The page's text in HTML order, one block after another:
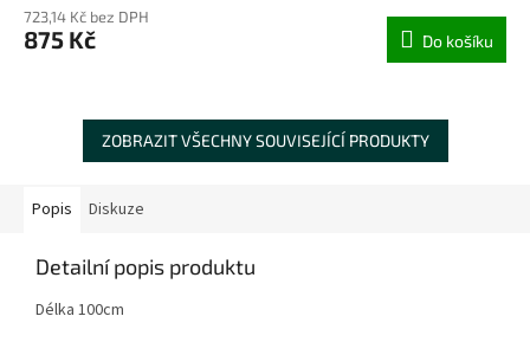
723,14 Kč bez DPH
875 Kč Do košíku
ZOBRAZIT VŠECHNY SOUVISEJÍCÍ PRODUKTY
Popis Diskuze
Detailní popis produktu
Délka 100cm